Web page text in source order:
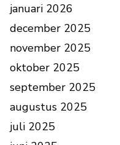
januari 2026
december 2025
november 2025
oktober 2025
september 2025
augustus 2025
juli 2025